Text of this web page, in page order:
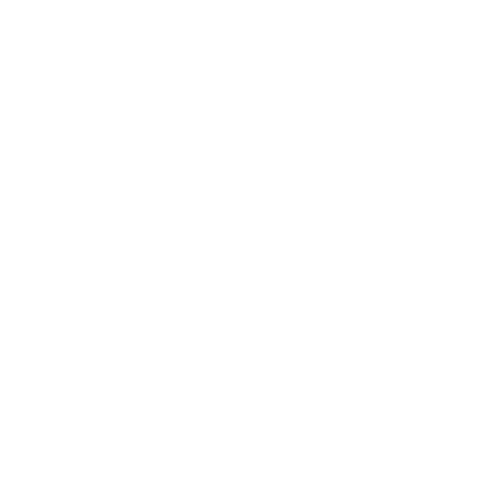
Lab, a související metadata.
průmyslu.
jak materiál odráží a propouští světlo v